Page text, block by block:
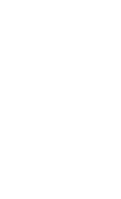
お願いしま
ご登録され
共同利用者
ご了承くだ
ありません。
未対応品が
ロン制御